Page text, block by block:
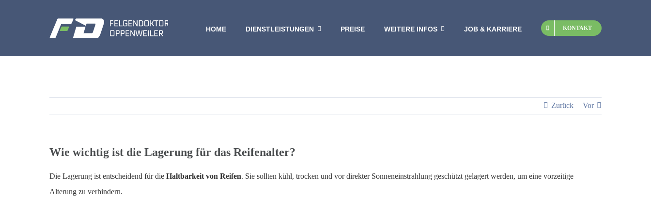
HOME DIENSTLEISTUNGEN PREISE WEITERE INFOS JOB & KARRIERE KONTAKT
Zurück Vor
Wie wichtig ist die Lagerung für das Reifenalter?
Die Lagerung ist entscheidend für die Haltbarkeit von Reifen. Sie sollten kühl, trocken und vor direkter Sonneneinstrahlung geschützt gelagert werden, um eine vorzeitige
Alterung zu verhindern.